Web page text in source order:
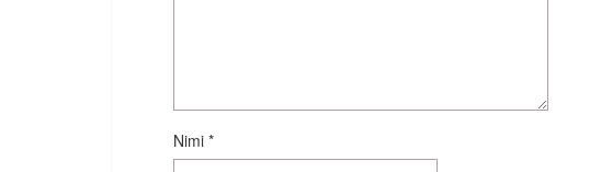
Nimi *